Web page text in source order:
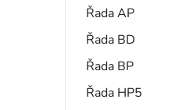
Řada AP
Řada BD
Řada BP
Řada HP5